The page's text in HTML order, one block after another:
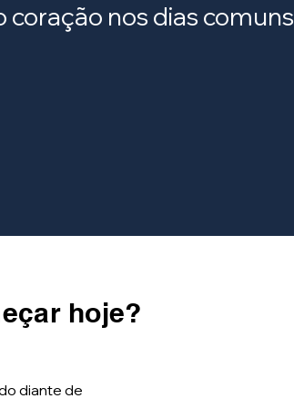
nos dias comuns
hoje?
diante de